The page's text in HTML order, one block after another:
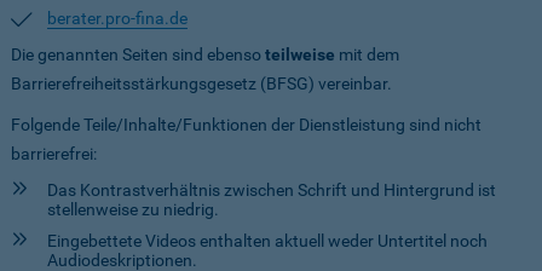
berater.pro-fina.de
Die genannten Seiten sind ebensoteilweise mit dem
Barrierefreiheitsstärkungsgesetz (BFSG) vereinbar.
Folgende Teile/Inhalte/Funktionen der Dienstleistung sind nicht
barrierefrei:
Das Kontrastverhältnis zwischen Schrift und Hintergrund ist
stellenweise zu niedrig.
Eingebettete Videos enthalten aktuell weder Untertitel noch
Audiodeskriptionen.